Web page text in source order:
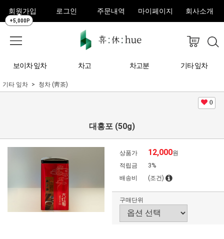
회원가입
+5,000P
로그인 주문내역 마이페이지 회사소개
보이차 잎차 차고 차고분 기타 잎차
기타 잎차 청차 (靑茶)
0
대홍포 (50g)
상품가 12,000원
적립금
3%
배송비
(조건)
구매단위